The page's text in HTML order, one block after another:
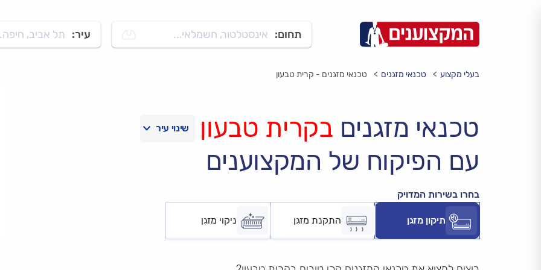
תחום: אינסטלטור, חשמלאי... עיר: תל אביב,
בעלי מקצוע טכנאי מזגנים טכנאי מזגנים - קרית טבעון
טכנאי מזגנים בקרית טבעון
עם הפיקוח של המקצוענים
בחרו בשירות המדויק
תיקון מזגן התקנת מזגן ניקוי מזגן